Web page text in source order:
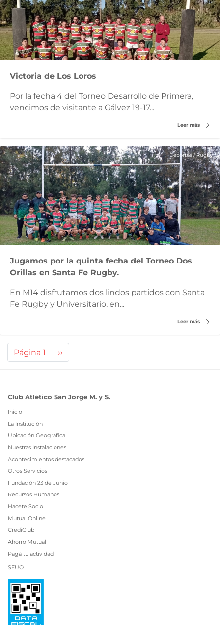
Victoria de Los Loros
Por la fecha 4 del Torneo Desarrollo de Primera,
vencimos de visitante a Gálvez 19-17...
Leer más
Deportes / Rugby
Jugamos por la quinta fecha del Torneo Dos
Orillas en Santa Fe Rugby.
En M14 disfrutamos dos lindos partidos con Santa
Fe Rugby y Universitario, en...
Leer más
Paginación
Página 1
Siguiente
página
››
Club Atlético San Jorge M. y S.
Inicio
La Institución
Ubicación Geográfica
Nuestras Instalaciones
Acontecimientos destacados
Otros Servicios
Fundación 23 de Junio
Recursos Humanos
Hacete Socio
Mutual Online
CrediClub
Ahorro Mutual
Pagá tu actividad
SEUO